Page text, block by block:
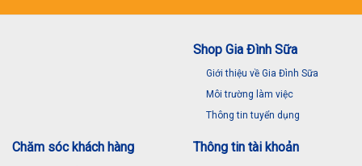
Shop Gia Đình Sữa
Giới thiệu về Gia Đình Sữa
Môi trường làm việc
Thông tin tuyển dụng
Chăm sóc khách hàng Thông tin tài khoản